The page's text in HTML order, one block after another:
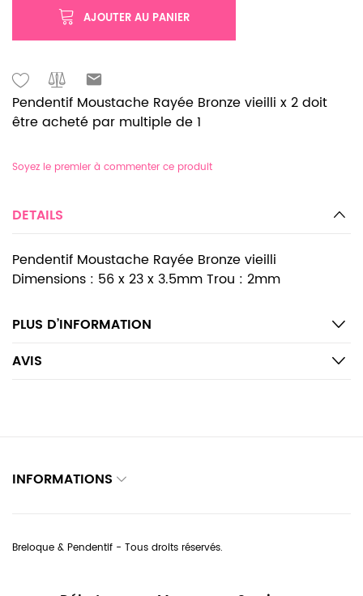
AJOUTER AU PANIER
Pendentif Moustache Rayée Bronze vieilli x 2 doit
être acheté par multiple de 1
Soyez le premier à commenter ce produit
DETAILS
Pendentif Moustache Rayée Bronze vieilli
Dimensions : 56 x 23 x 3.5mm Trou : 2mm
PLUS D’INFORMATION
AVIS
INFORMATIONS
Breloque & Pendentif - Tous droits réservés.